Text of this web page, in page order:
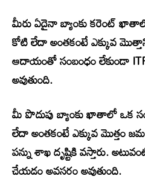
మీరు ఏదైనా బ్యాంకు కరెంట్
కోటి లేదా అంతకంటే ఎక్కువ
ఆదాయంతో సంబంధం లేకుండా
అవుతుంది.
మీ పొదుపు బ్యాంకు ఖాతాలో ఒక
లేదా అంతకంటే ఎక్కువ మొత్తం
పన్ను శాఖ దృష్టికి వస్తారు.
చేయడం అవసరం అవుతుంది.